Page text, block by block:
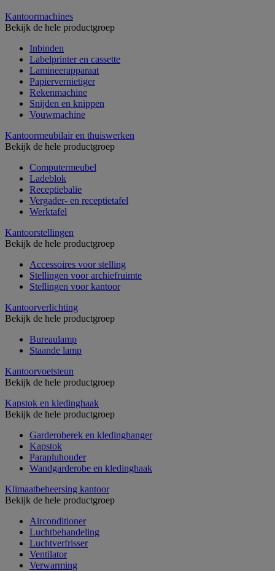
Kantoormachines
Bekijk de hele productgroep
Inbinden
Labelprinter en cassette
Lamineerapparaat
Papiervernietiger
Rekenmachine
Snijden en knippen
Vouwmachine
Kantoormeubilair en thuiswerken
Bekijk de hele productgroep
Computermeubel
Ladeblok
Receptiebalie
Vergader- en receptietafel
Werktafel
Kantoorstellingen
Bekijk de hele productgroep
Accessoires voor stelling
Stellingen voor archiefruimte
Stellingen voor kantoor
Kantoorverlichting
Bekijk de hele productgroep
Bureaulamp
Staande lamp
Kantoorvoetsteun
Bekijk de hele productgroep
Kapstok en kledinghaak
Bekijk de hele productgroep
Garderoberek en kledinghanger
Kapstok
Parapluhouder
Wandgarderobe en kledinghaak
Klimaatbeheersing kantoor
Bekijk de hele productgroep
Airconditioner
Luchtbehandeling
Luchtverfrisser
Ventilator
Verwarming